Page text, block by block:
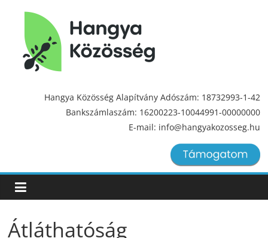
Hangya
Közösség
Hangya Közösség Alapítvány Adószám: 18732993-1-42
Bankszámlaszám: 16200223-10044991-00000000
E-mail: info@hangyakozosseg.hu
Átláthatóság